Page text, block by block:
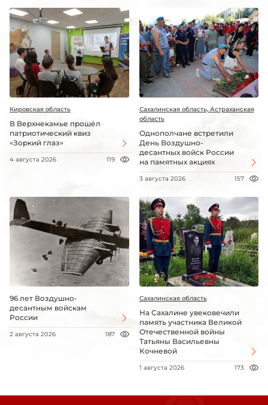
Кировская область
В Верхнекамье прошёл
патриотический квиз
«Зоркий глаз»
4 августа 2026 119
Сахалинская область, Астраханская
область
Однополчане встретили
День Воздушно-
десантных войск России
на памятных акциях
3 августа 2026 157
96 лет Воздушно-
десантным войскам
России
2 августа 2026 187
Сахалинская область
На Сахалине увековечили
память участника Великой
Отечественной войны
Татьяны Васильевны
Кочневой
1 августа 2026 173